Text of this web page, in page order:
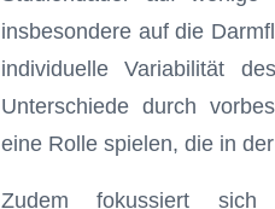
insbesondere auf die
individuelle Variabilität
Unterschiede durch
eine Rolle spielen, die in
Zudem fokussiert sich